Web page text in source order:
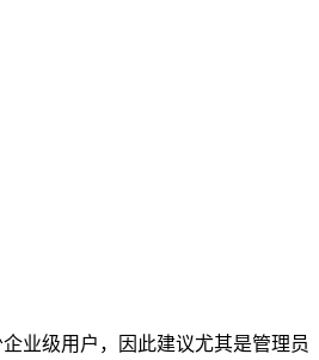
业级用户，因此建议尤其是管理员